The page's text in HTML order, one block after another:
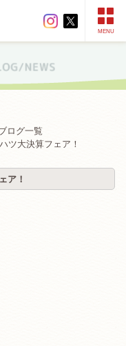
MENU
ログ一覧
ツ大決算フェア！
ア！